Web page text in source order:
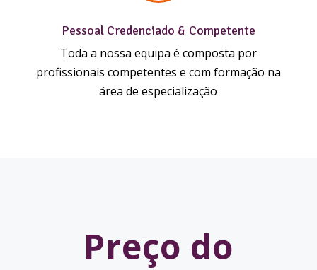
Pessoal Credenciado & Competente
Toda a nossa equipa é composta por
profissionais competentes e com formação na
área de especialização
Preço do